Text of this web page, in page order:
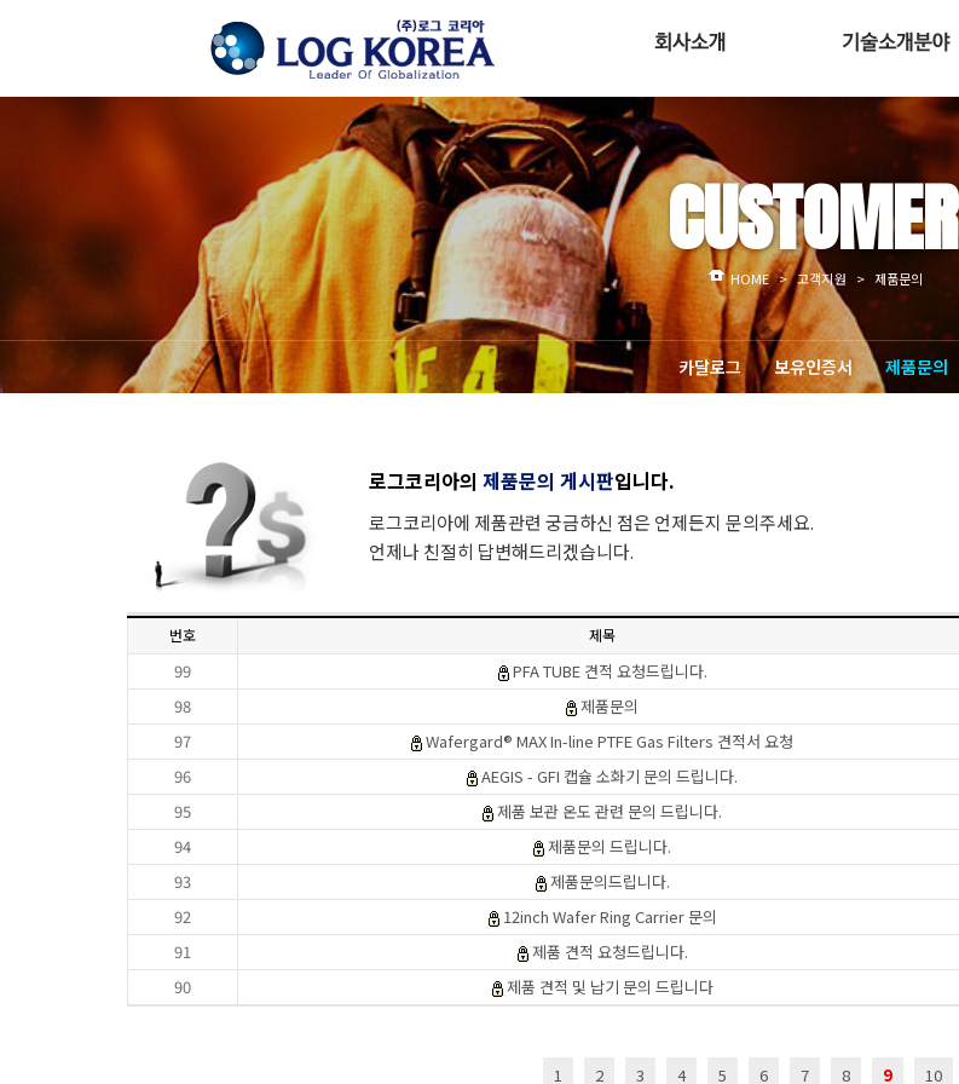
경영이념
조직도
회사위치
주요 고객사
인테그리스
퓨어라인
버커트
GFI 캡슐소화기
MFC
CUSTOMER
카달로그 보유인증서 제품문의
HOME > 고객지원 > 제품문의
로그코리아의 제품문의 게시판입니다.
로그코리아에 제품관련 궁금하신 점은 언제든지 문의주세요.
언제나 친절히 답변해드리겠습니다.
번호 제목
99 PFA TUBE 견적 요청드립니다.
98
제품문의
97
Wafergard® MAX In-line PTFE Gas Filters 견적서 요청
96
AEGIS - GFI 캡슐 소화기 문의 드립니다.
95
제품 보관 온도 관련 문의 드립니다.
94
제품문의 드립니다.
93
제품문의드립니다.
92
12inch Wafer Ring Carrier 문의
91
제품 견적 요청드립니다.
90
제품 견적 및 납기 문의 드립니다
1 2 3 4 5 6 7 8 9 10